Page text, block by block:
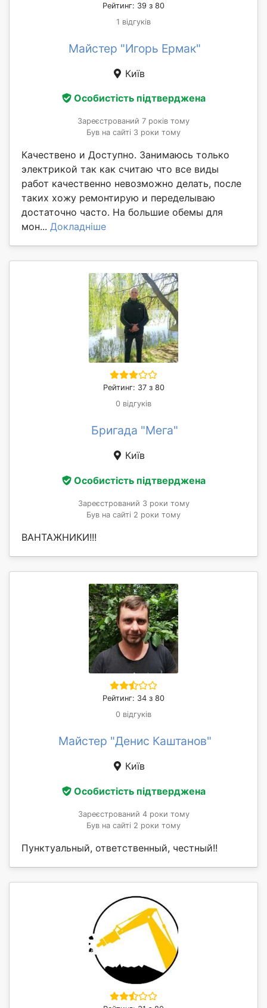
Рейтинг: 39 з 80
1 відгуків
Майстер "Игорь Ермак"
Київ
Особистість підтверджена
Зареєстрований 7 років тому
Був на сайті 3 роки тому
Качествено и Доступно. Занимаюсь только
электрикой так как считаю что все виды
работ качественно невозможно делать, после
таких хожу ремонтирую и переделываю
достаточно часто. На большие обемы для
мон... Докладніше
Рейтинг: 37 з 80
0 відгуків
Бригада "Мега"
Київ
Особистість підтверджена
Зареєстрований 3 роки тому
Був на сайті 2 роки тому
ВАНТАЖНИКИ!!!
Рейтинг: 34 з 80
0 відгуків
Майстер "Денис Каштанов"
Київ
Особистість підтверджена
Зареєстрований 4 роки тому
Був на сайті 2 роки тому
Пунктуальный, ответственный, честный!!